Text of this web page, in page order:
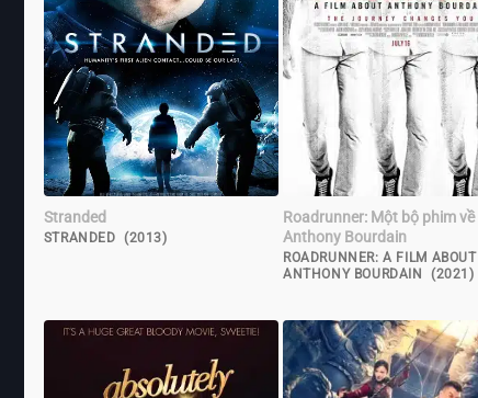
Stranded
STRANDED (2013)
Roadrunner: Một bộ phim về
Anthony Bourdain
ROADRUNNER: A FILM ABOUT
ANTHONY BOURDAIN (2021)